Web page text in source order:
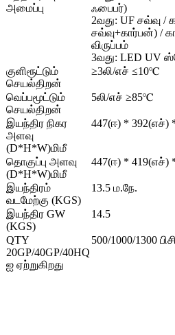
அமைப்பு
ஃபைபர்)
2வது: UF சவ்வு /
சவ்வு+கார்பன்) /
விருப்பம்
3வது: LED UV
குளிரூட்டும்
செயல்திறன்
≥3லி/எச் ≤10℃
வெப்பமூட்டும்
செயல்திறன்
5லி/எச் ≥85℃
இயந்திர நிகர
அளவு
(D*H*W)மிமீ
447(ஈ) * 392(எச்)
தொகுப்பு அளவு
(D*H*W)மிமீ
447(ஈ) * 419(எச்)
இயந்திரம்
வடமேற்கு (KGS)
13.5 ம.நே.
இயந்திர GW
(KGS)
14.5
QTY
20GP/40GP/40HQ
ஐ ஏற்றுகிறது
500/1000/1300